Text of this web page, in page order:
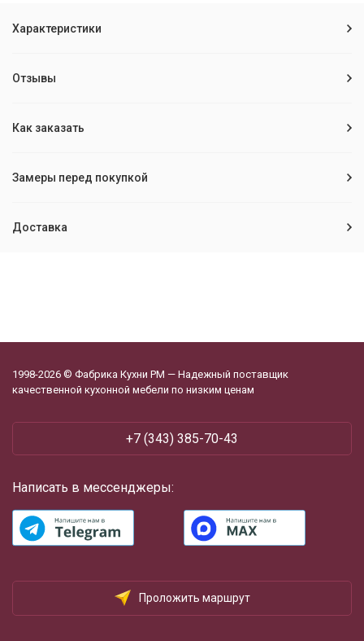
Характеристики
Отзывы
Как заказать
Замеры перед покупкой
Доставка
1998-2026 © Фабрика Кухни РМ — Надежный поставщик
качественной кухонной мебели по низким ценам
+7 (343) 385-70-43
Написать в мессенджеры:
Проложить маршрут